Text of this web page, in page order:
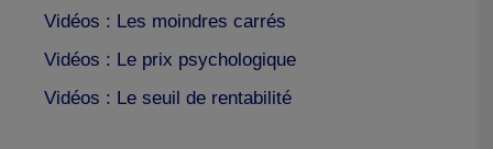
Vidéos : Les moindres carrés
Vidéos : Le prix psychologique
Vidéos : Le seuil de rentabilité